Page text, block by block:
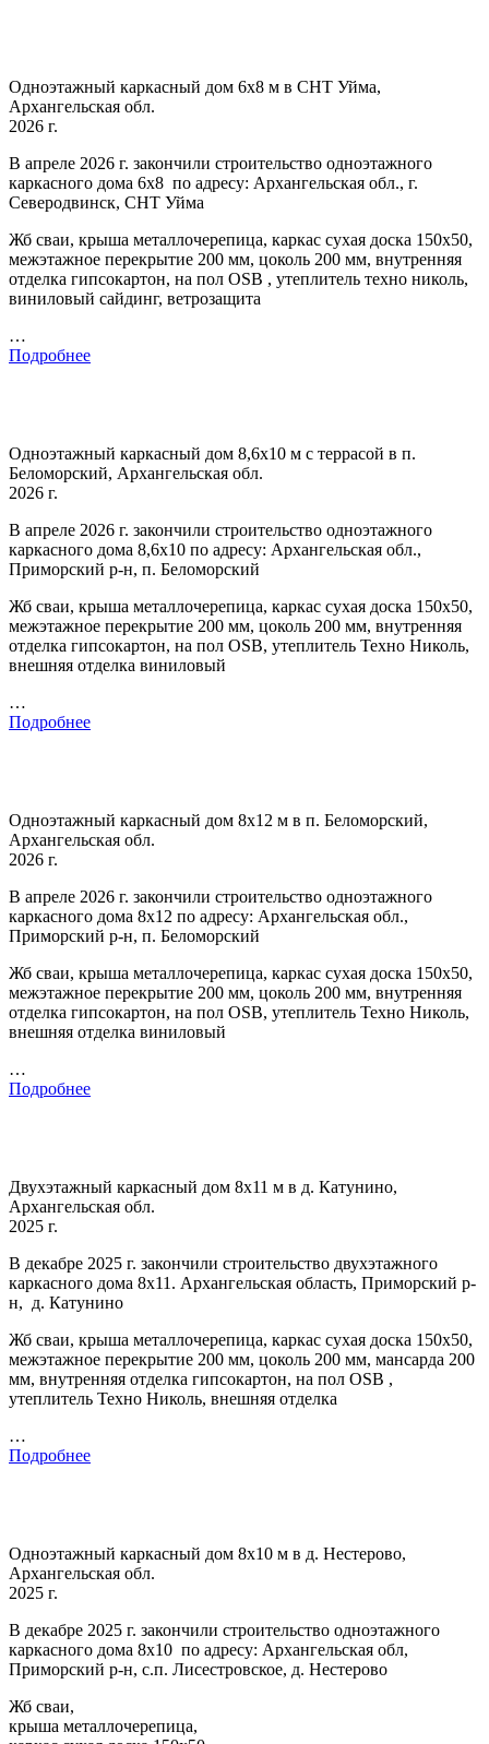
Одноэтажный каркасный дом 6х8 м в СНТ Уйма,
Архангельская обл.
2026 г.
В апреле 2026 г. закончили строительство одноэтажного
каркасного дома 6х8 по адресу: Архангельская обл., г.
Северодвинск, СНТ Уйма
Жб сваи, крыша металлочерепица, каркас сухая доска 150х50,
межэтажное перекрытие 200 мм, цоколь 200 мм, внутренняя
отделка гипсокартон, на пол OSB , утеплитель техно николь,
виниловый сайдинг, ветрозащита
…
Подробнее
Одноэтажный каркасный дом 8,6х10 м с террасой в п.
Беломорский, Архангельская обл.
2026 г.
В апреле 2026 г. закончили строительство одноэтажного
каркасного дома 8,6х10 по адресу: Архангельская обл.,
Приморский р-н, п. Беломорский
Жб сваи, крыша металлочерепица, каркас сухая доска 150х50,
межэтажное перекрытие 200 мм, цоколь 200 мм, внутренняя
отделка гипсокартон, на пол OSB, утеплитель Техно Николь,
внешняя отделка виниловый
…
Подробнее
Одноэтажный каркасный дом 8х12 м в п. Беломорский,
Архангельская обл.
2026 г.
В апреле 2026 г. закончили строительство одноэтажного
каркасного дома 8х12 по адресу: Архангельская обл.,
Приморский р-н, п. Беломорский
Жб сваи, крыша металлочерепица, каркас сухая доска 150х50,
межэтажное перекрытие 200 мм, цоколь 200 мм, внутренняя
отделка гипсокартон, на пол OSB, утеплитель Техно Николь,
внешняя отделка виниловый
…
Подробнее
Двухэтажный каркасный дом 8х11 м в д. Катунино,
Архангельская обл.
2025 г.
В декабре 2025 г. закончили строительство двухэтажного
каркасного дома 8х11. Архангельская область, Приморский р-
н, д. Катунино
Жб сваи, крыша металлочерепица, каркас сухая доска 150х50,
межэтажное перекрытие 200 мм, цоколь 200 мм, мансарда 200
мм, внутренняя отделка гипсокартон, на пол OSB ,
утеплитель Техно Николь, внешняя отделка
…
Подробнее
Одноэтажный каркасный дом 8х10 м в д. Нестерово,
Архангельская обл.
2025 г.
В декабре 2025 г. закончили строительство одноэтажного
каркасного дома 8х10 по адресу: Архангельская обл,
Приморский р-н, с.п. Лисестровское, д. Нестерово
Жб сваи,
крыша металлочерепица,